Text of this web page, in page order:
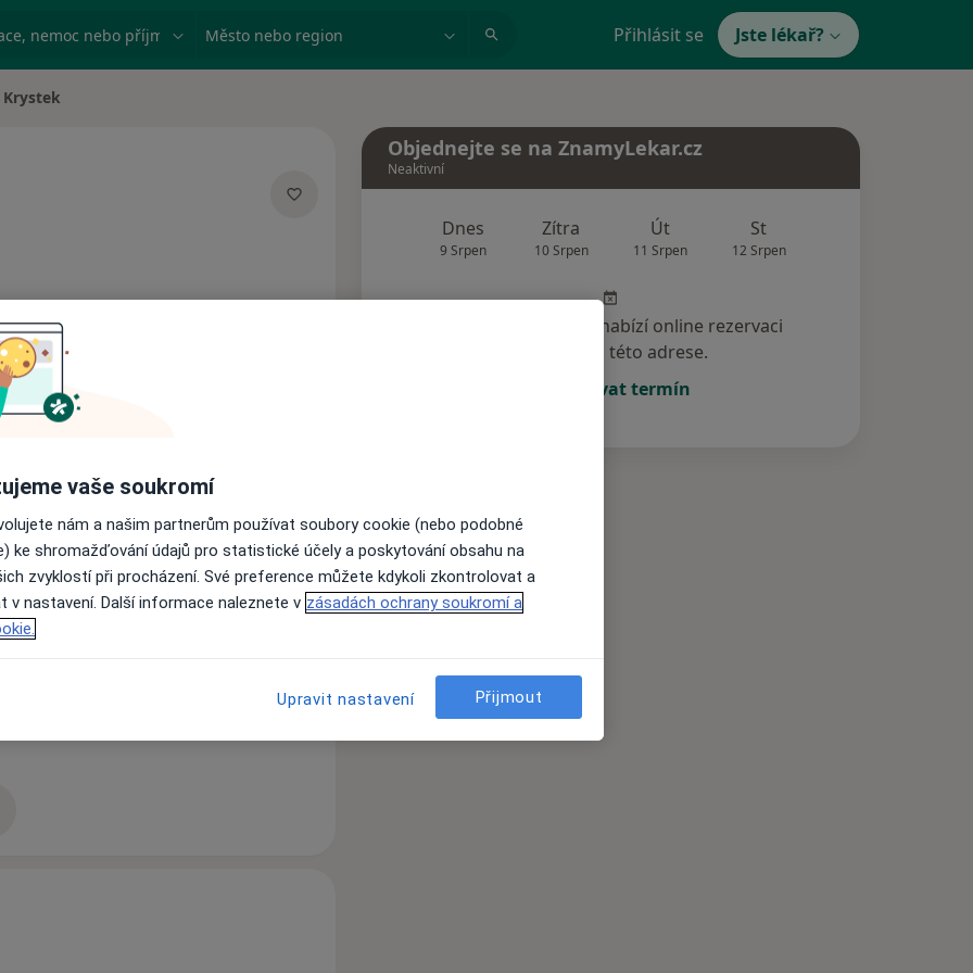
nemoc nebo příjmení Město nebo region Přihlásit se Jste lékař?
Krystek
stejně jako pohyb sám.
cestě k jeho cíli je základem všech
a odborníkem pro Vaši práci
aktivních technik, jindy Vás
ať už se jedná o poúrazový
Objednejte se na ZnamyLekar.cz
Neaktivní
Dnes
9 Srpen
Zítra
10 Srpen
Út
11 Srpen
St
12 Srpen
Tento specialista nenabízí online rezervaci
termínu na této adrese.
Rezervovat termín
vaše soukromí
nám a našim partnerům používat soubory cookie (nebo podobné
ke shromažďování údajů pro statistické účely a poskytování obsahu na
zvyklostí při procházení. Své preference můžete kdykoli zkontrolovat a
v nastavení. Další informace naleznete v zásadách ochrany soukromí a
Upravit nastavení Přijmout